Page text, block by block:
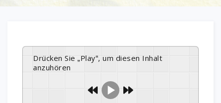
Drücken Sie „Play“, um diesen Inhalt
anzuhören